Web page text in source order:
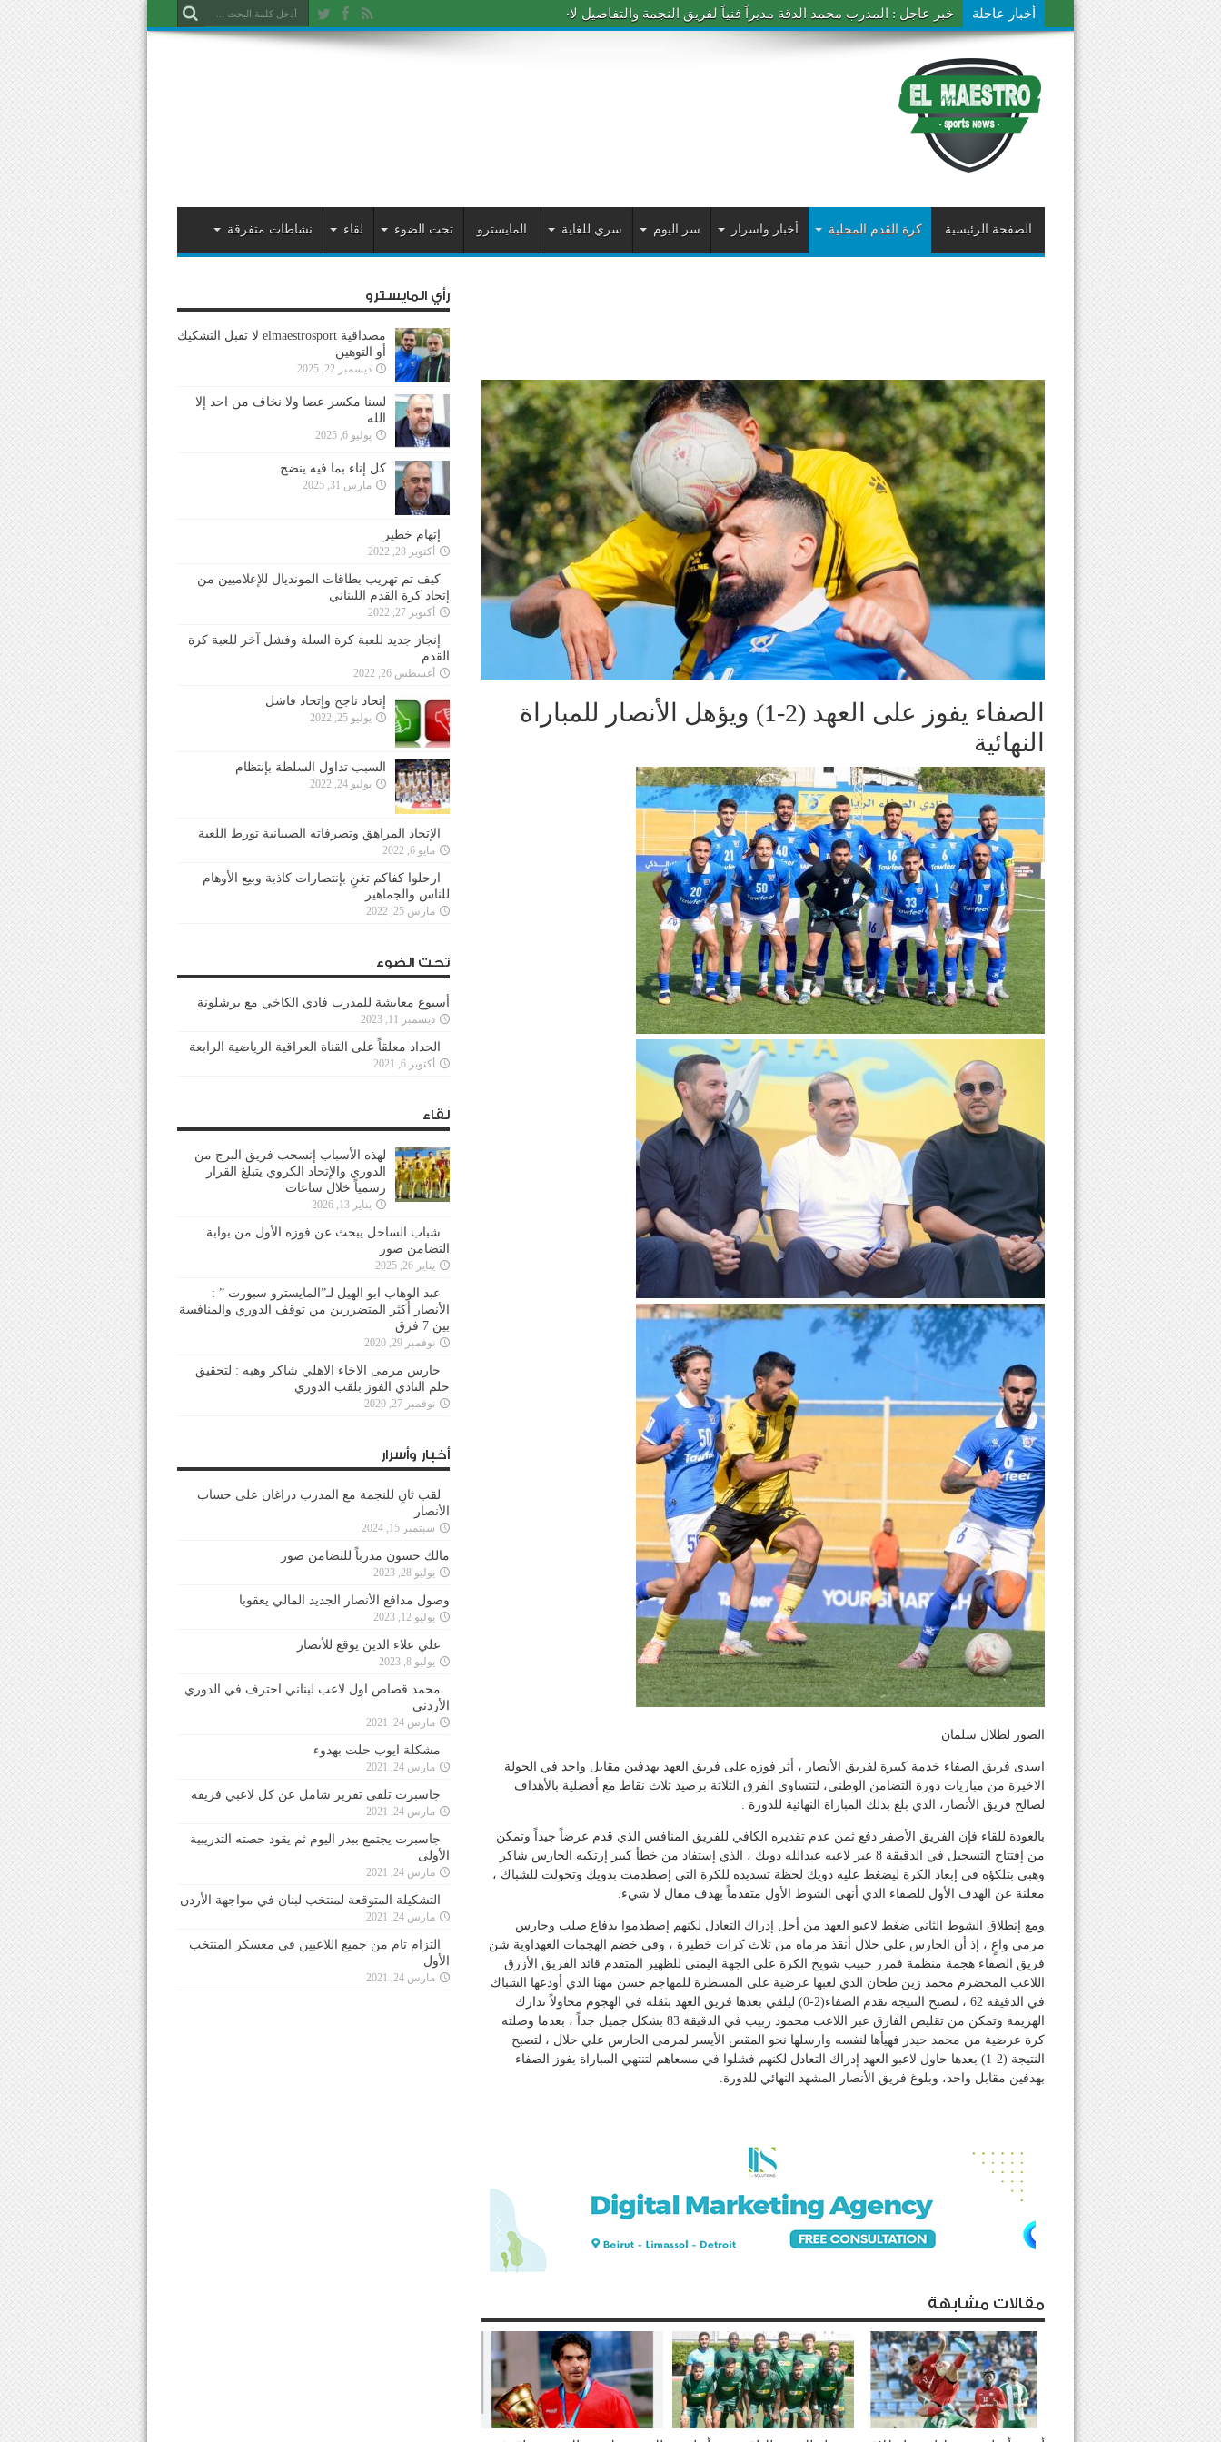
أخبار عاجلة خبر عاجل : المدرب محمد الدقة مديراً فنياً لفريق النجمة والتفاصيل لاحقاً
الصفحة الرئيسية كرة القدم المحلية أخبار واسرار سر اليوم سري للغاية المايسترو تحت الضوء لقاء نشاطات متفرقة
الصفاء يفوز على العهد (2-1) ويؤهل الأنصار للمباراة
النهائية
الصور لطلال سلمان
اسدى فريق الصفاء خدمة كبيرة لفريق الأنصار ، أثر فوزه على فريق العهد بهدفين مقابل واحد في الجولة
الاخيرة من مباريات دورة التضامن الوطني، لتتساوى الفرق الثلاثة برصيد ثلاث نقاط مع أفضلية بالأهداف
لصالح فريق الأنصار، الذي بلغ بذلك المباراة النهائية للدورة .
بالعودة للقاء فإن الفريق الأصفر دفع ثمن عدم تقديره الكافي للفريق المنافس الذي قدم عرضاً جيداً وتمكن
من إفتتاح التسجيل في الدقيقة 8 عبر لاعبه عبدالله دويك ، الذي إستفاد من خطأ كبير إرتكبه الحارس شاكر
وهبي بتلكؤه في إبعاد الكرة ليضغط عليه دويك لحظة تسديده للكرة التي إصطدمت بدويك وتحولت للشباك ،
معلنة عن الهدف الأول للصفاء الذي أنهى الشوط الأول متقدماً بهدف مقال لا شيء.
ومع إنطلاق الشوط الثاني ضغط لاعبو العهد من أجل إدراك التعادل لكنهم إصطدموا بدفاع صلب وحارس
مرمى واعٍ ، إذ أن الحارس علي حلال أنقذ مرماه من ثلاث كرات خطيرة ، وفي خضم الهجمات العهداوية شن
فريق الصفاء هجمة منظمة فمرر حبيب شويخ الكرة على الجهة اليمنى للظهير المتقدم قائد الفريق الأزرق
اللاعب المخضرم محمد زين طحان الذي لعبها عرضية على المسطرة للمهاجم حسن مهنا الذي أودعها الشباك
في الدقيقة 62 ، لتصبح النتيجة تقدم الصفاء(2-0) ليلقي بعدها فريق العهد بثقله في الهجوم محاولاً تدارك
الهزيمة وتمكن من تقليص الفارق عبر اللاعب محمود زبيب في الدقيقة 83 بشكل جميل جداً ، بعدما وصلته
كرة عرضية من محمد حيدر فهيأها لنفسه وارسلها نحو المقص الأيسر لمرمى الحارس علي حلال ، لتصبح
النتيجة (2-1) بعدها حاول لاعبو العهد إدراك التعادل لكنهم فشلوا في مسعاهم لتنتهي المباراة بفوز الصفاء
بهدفين مقابل واحد، وبلوغ فريق الأنصار المشهد النهائي للدورة.
مقالات مشابهة
رأي المايسترو
مصداقية elmaestrosport لا تقبل التشكيك
أو التوهين
ديسمبر 22, 2025
لسنا مكسر عصا ولا نخاف من احد إلا
الله
يوليو 6, 2025
كل إناء بما فيه ينضح
مارس 31, 2025
إتهام خطير
أكتوبر 28, 2022
كيف تم تهريب بطاقات المونديال للإعلاميين من
إتحاد كرة القدم اللبناني
أكتوبر 27, 2022
إنجاز جديد للعبة كرة السلة وفشل آخر للعبة كرة
القدم
أغسطس 26, 2022
إتحاد ناجح وإتحاد فاشل
يوليو 25, 2022
السبب تداول السلطة بإنتظام
يوليو 24, 2022
الإتحاد المراهق وتصرفاته الصبيانية تورط اللعبة
مايو 6, 2022
ارحلوا كفاكم تغنٍ بإنتصارات كاذبة وبيع الأوهام
للناس والجماهير
مارس 25, 2022
تحت الضوء
أسبوع معايشة للمدرب فادي الكاخي مع برشلونة
ديسمبر 11, 2023
الحداد معلقاً على القناة العراقية الرياضية الرابعة
أكتوبر 6, 2021
لقاء
لهذه الأسباب إنسحب فريق البرج من
الدوري والإتحاد الكروي يتبلغ القرار
رسمياً خلال ساعات
يناير 13, 2026
شباب الساحل يبحث عن فوزه الأول من بوابة
التضامن صور
يناير 26, 2025
عبد الوهاب ابو الهيل لـ”المايسترو سبورت ” :
الأنصار أكثر المتضررين من توقف الدوري والمنافسة
بين 7 فرق
نوفمبر 29, 2020
حارس مرمى الاخاء الاهلي شاكر وهبه : لتحقيق
حلم النادي الفوز بلقب الدوري
نوفمبر 27, 2020
أخبار وأسرار
لقب ثانٍ للنجمة مع المدرب دراغان على حساب
الأنصار
سبتمبر 15, 2024
مالك حسون مدرباً للتضامن صور
يوليو 28, 2023
وصول مدافع الأنصار الجديد المالي يعقوبا
يوليو 12, 2023
علي علاء الدين يوقع للأنصار
يوليو 8, 2023
محمد قصاص اول لاعب لبناني احترف في الدوري
الأردني
مارس 24, 2021
مشكلة ايوب حلت بهدوء
مارس 24, 2021
جاسبرت تلقى تقرير شامل عن كل لاعبي فريقه
مارس 24, 2021
جاسبرت يجتمع ببدر اليوم ثم يقود حصته التدريبية
الأولى
مارس 24, 2021
التشكيلة المتوقعة لمنتخب لبنان في مواجهة الأردن
مارس 24, 2021
التزام تام من جميع اللاعبين في معسكر المنتخب
الأول
مارس 24, 2021